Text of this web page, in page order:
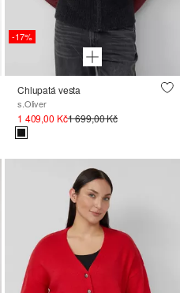
-17%
Chlupatá vesta
s.Oliver
1 409,00 Kč1 699,00 Kč